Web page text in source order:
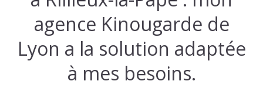
agence Kinougarde de
Lyon a la solution adaptée
à mes besoins.